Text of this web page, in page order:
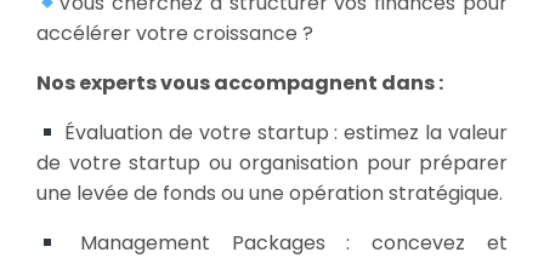
accélérer votre croissance ?
Nos experts vous accompagnent dans :
Évaluation de votre startup : estimez la valeur
de votre startup ou organisation pour préparer
une levée de fonds ou une opération stratégique.
Management Packages : concevez et